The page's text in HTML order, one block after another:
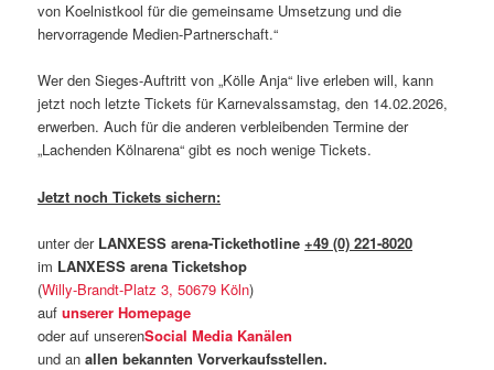
von Koelnistkool für die gemeinsame Umsetzung und die
hervorragende Medien-Partnerschaft.“
Wer den Sieges-Auftritt von „Kölle Anja“ live erleben will, kann
jetzt noch letzte Tickets für Karnevalssamstag, den 14.02.2026,
erwerben. Auch für die anderen verbleibenden Termine der
„Lachenden Kölnarena“ gibt es noch wenige Tickets.
Jetzt noch Tickets sichern:
unter derLANXESS arena-Tickethotline+49 (0) 221-8020
im LANXESS arena Ticketshop
(Willy-Brandt-Platz 3, 50679 Köln)
aufunserer Homepage
oder auf unserenSocial Media Kanälen
und an allen bekannten Vorverkaufsstellen.